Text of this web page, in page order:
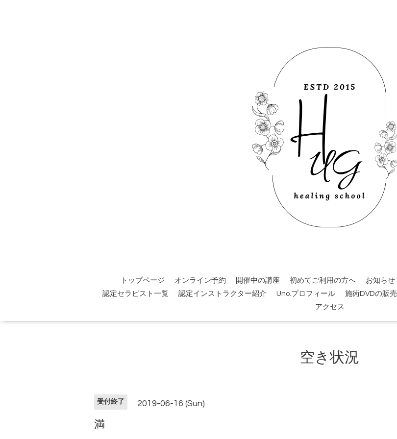
トップページ オンライン予約 開催中の講座 初めてご利用の方へ お知らせ
認定セラピスト一覧
認定インストラクター紹介 Uno.プロフィール 施術DVDの販売
アクセス
空き状況
受付終了 2019-06-16 (Sun)
満